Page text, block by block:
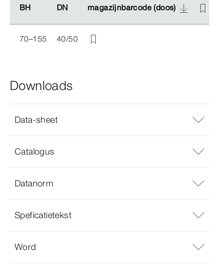
BH DN magazijnbarcode (doos)
BH DN magazijnbarcode (doos)
70–155 40/50
Downloads
Data-sheet
Catalogus
Datanorm
Speficatietekst
Word